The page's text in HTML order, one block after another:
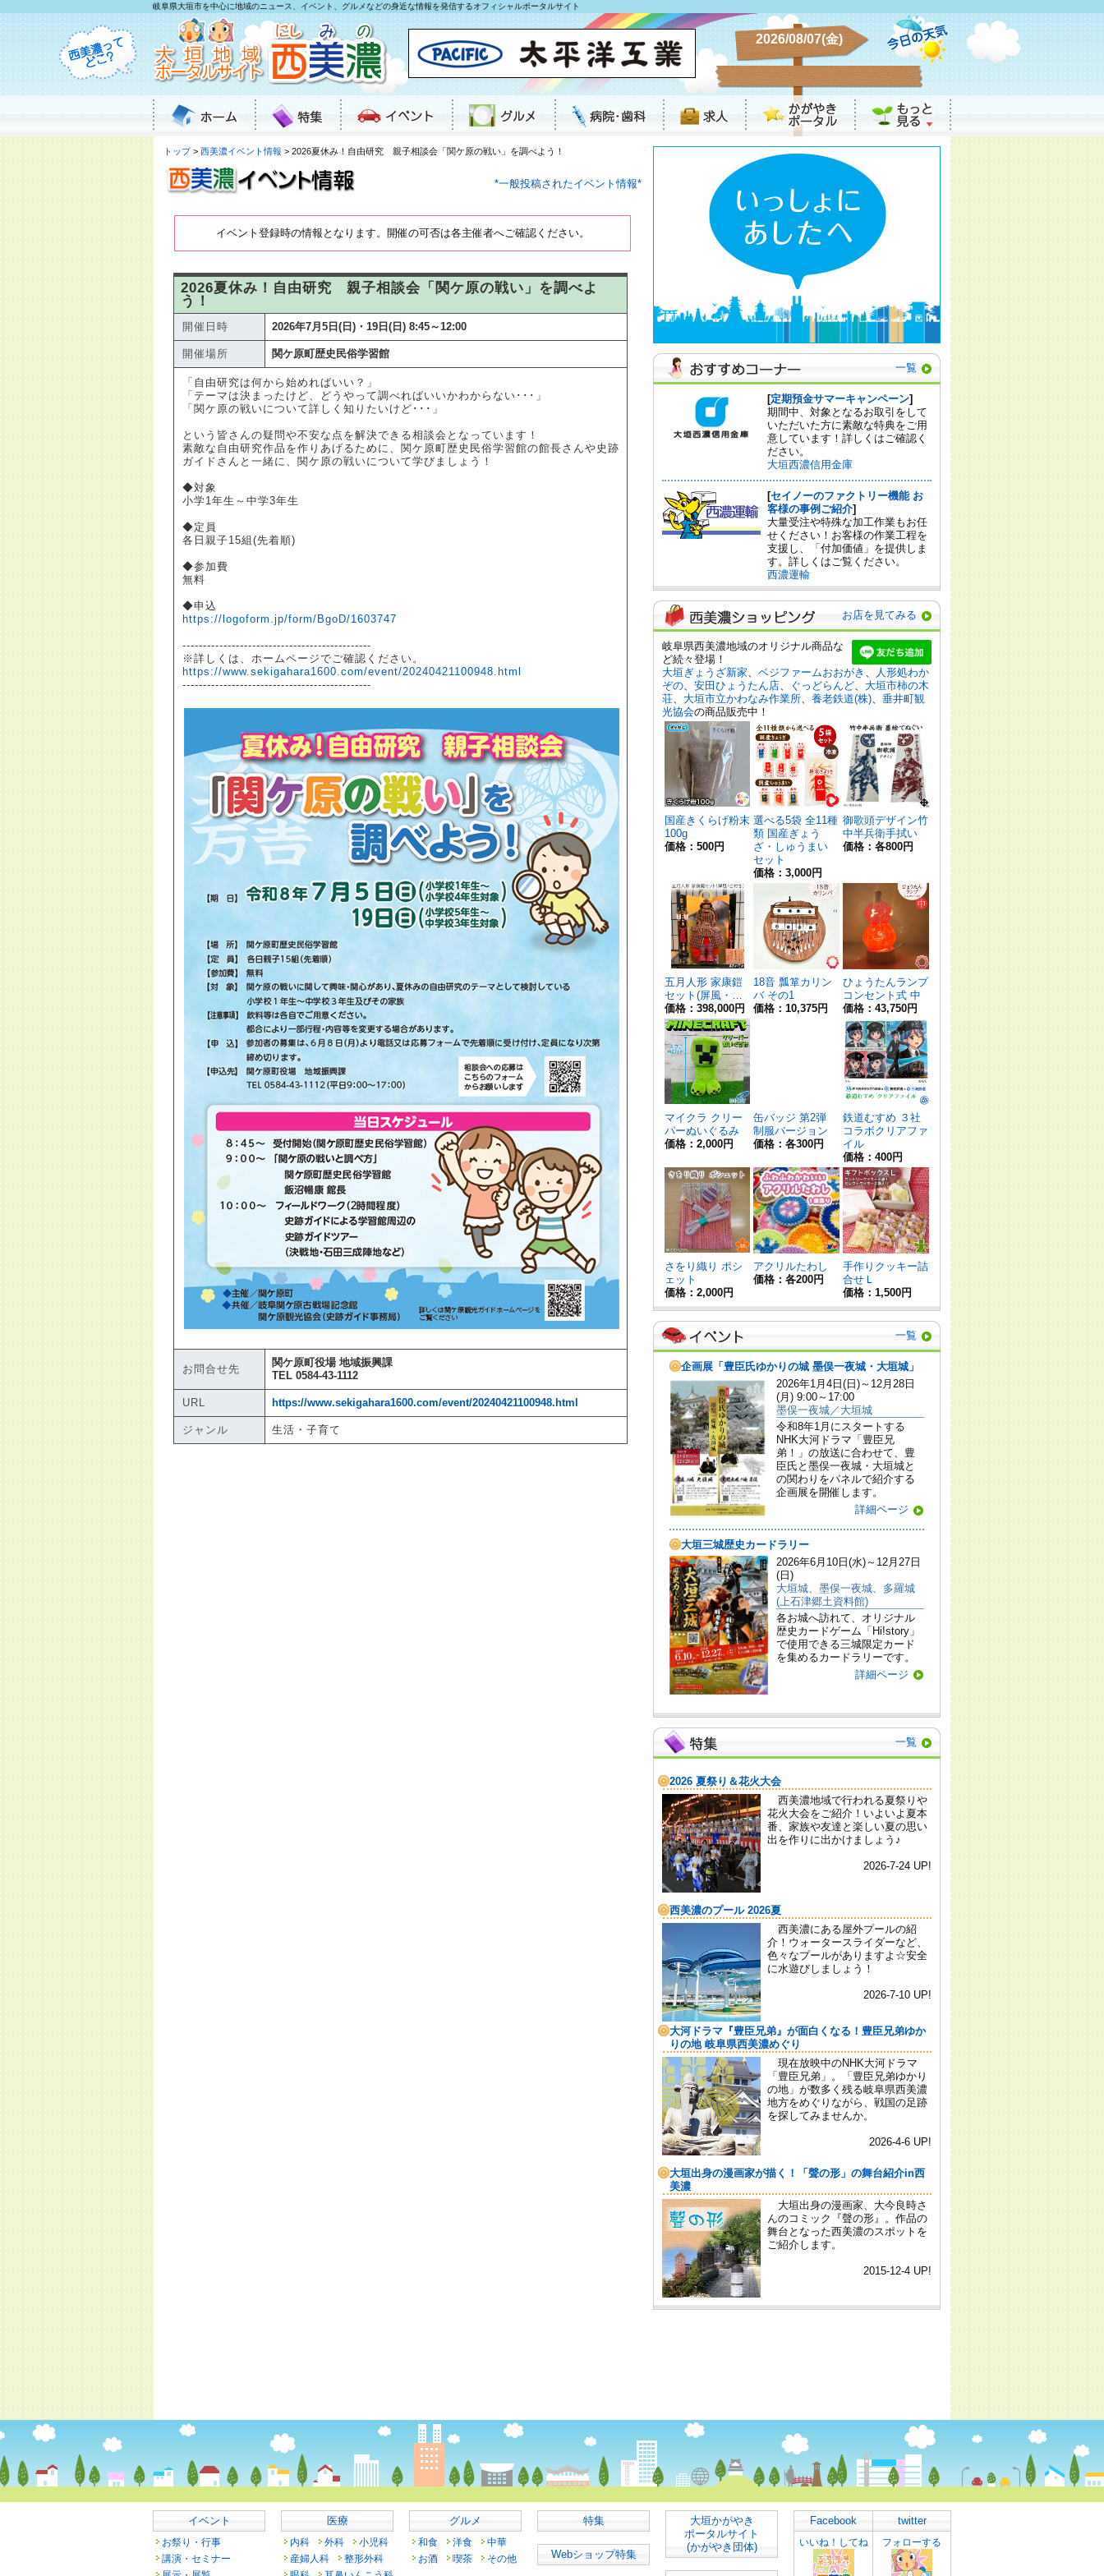
岐阜県大垣市を中心に地域のニュース、イベント、グルメなどの身近な情報を発信するオフィシャルポータルサイト
2026/08/07(金)
トップ> 西美濃イベント情報 > 2026夏休み！自由研究 親子相談会「関ケ原の戦い」を調べよう！
*一般投稿されたイベント情報*
イベント登録時の情報となります。開催の可否は各主催者へご確認ください。
2026夏休み！自由研究 親子相談会「関ケ原の戦い」を調べよ
う！
開催日時 2026年7月5日(日)・19日(日) 8:45～12:00
開催場所 関ケ原町歴史民俗学習館
「自由研究は何から始めればいい？」
「テーマは決まったけど、どうやって調べればいいかわからない･･･」
「関ケ原の戦いについて詳しく知りたいけど･･･」
という皆さんの疑問や不安な点を解決できる相談会となっています！
素敵な自由研究作品を作りあげるために、関ケ原町歴史民俗学習館の館長さんや史跡
ガイドさんと一緒に、関ケ原の戦いについて学びましょう！
◆対象
小学1年生～中学3年生
◆定員
各日親子15組(先着順)
◆参加費
無料
◆申込
https://logoform.jp/form/BgoD/1603747
----------------------------------------------
※詳しくは、ホームページでご確認ください。
https://www.sekigahara1600.com/event/20240421100948.html
----------------------------------------------
お問合せ先
関ケ原町役場 地域振興課
TEL 0584-43-1112
URL https://www.sekigahara1600.com/event/20240421100948.html
ジャンル 生活・子育て
イベント
お祭り・行事
講演・セミナー
医療
内科 外科
小児科
産婦人科
整形外科
グルメ
和食 洋食
中華
お酒
喫茶 その他
特集
Webショップ特集
大垣かがやき
ポータルサイト
(かがやき団体)
Facebook
いいね！してね
twitter
フォローする